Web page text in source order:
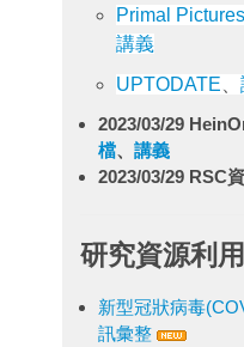
Primal
講義
UPTODATE 、
2023/03/29
檔、講義
2023/03/29 RSC
研究資源利用
新型冠狀病毒
訊彙整